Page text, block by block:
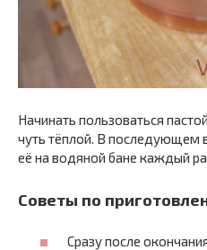
Начинать пользоваться
чуть тёплой. В последующем
её на водяной бане каждый
Советы по
Сразу после